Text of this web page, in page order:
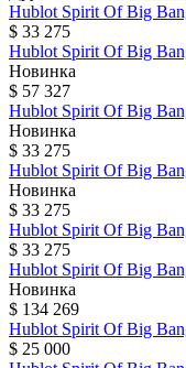
Hublot Spirit Of Big
$ 33 275
Hublot Spirit Of Big
Новинка
$ 57 327
Hublot Spirit Of Big
Новинка
$ 33 275
Hublot Spirit Of Big
Новинка
$ 33 275
Hublot Spirit Of Big
$ 33 275
Hublot Spirit Of Big
Новинка
$ 134 269
Hublot Spirit Of Big
$ 25 000